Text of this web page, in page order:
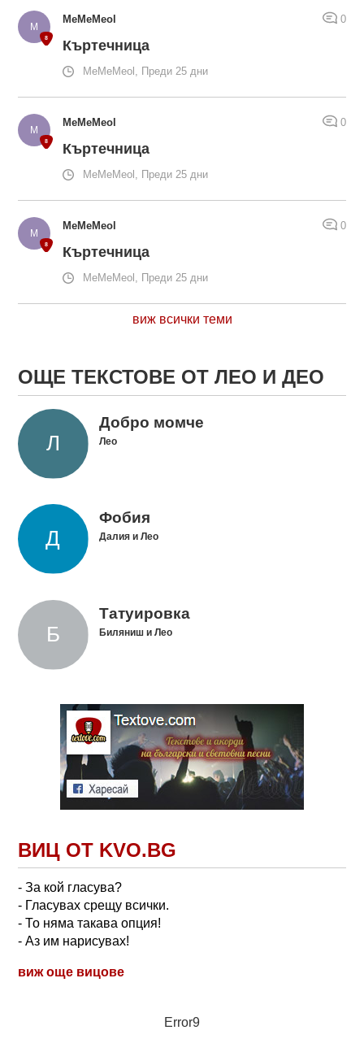
MeMeMeol 0
Къртечница
MeMeMeol, Преди 25 дни
MeMeMeol 0
Къртечница
MeMeMeol, Преди 25 дни
MeMeMeol 0
Къртечница
MeMeMeol, Преди 25 дни
виж всички теми
ОЩЕ ТЕКСТОВЕ ОТ ЛЕО И ДЕО
Добро момче
Лео
Фобия
Далия и Лео
Татуировка
Биляниш и Лео
ВИЦ ОТ KVO.BG
- За кой гласува?
- Гласувах срещу всички.
- То няма такава опция!
- Аз им нарисувах!
виж още вицове
Error9